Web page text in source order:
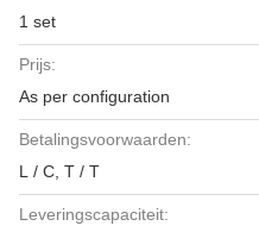
1 set
Prijs:
As per configuration
Betalingsvoorwaarden:
L / C, T / T
Leveringscapaciteit: